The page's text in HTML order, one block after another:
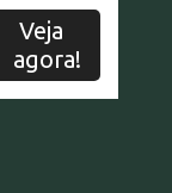
Veja
agora!